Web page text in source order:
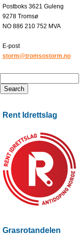
Postboks 3621 Guleng
9278 Tromsø
NO 886 210 752 MVA
E-post
storm@tromsostorm.no
Rent Idrettslag
Grasrotandelen